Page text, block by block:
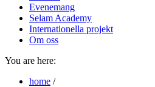
Evenemang
Selam Academy
Internationella projekt
Om oss
You are here:
home /